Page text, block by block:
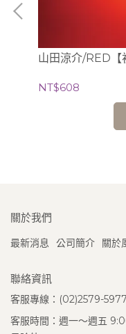
山田涼介/RED【
NT$608
關於我們
最新消息 公司簡介 關於
聯絡資訊
客服專線：(02)2579-5977
客服時間：週一～週五